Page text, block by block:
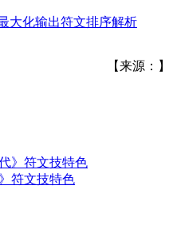
【来源：】
符文技特色